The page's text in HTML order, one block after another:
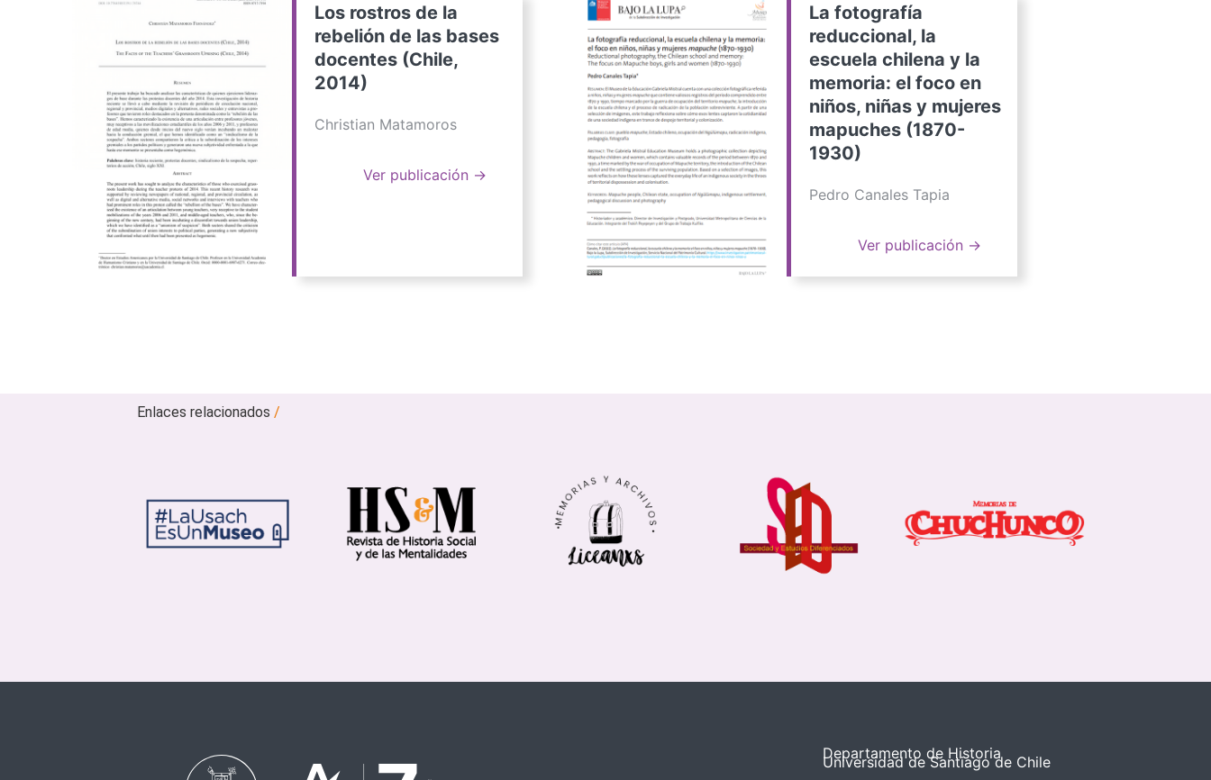
Los rostros de la
rebelión de las bases
docentes (Chile,
2014)
Christian Matamoros
Ver publicación →
La fotografía
reduccional, la
escuela chilena y la
memoria: el foco en
niños, niñas y mujeres
mapuches (1870-
1930)
Pedro Canales Tapia
Ver publicación →
Enlaces relacionados/
Departamento de Historia
Universidad de Santiago de Chile